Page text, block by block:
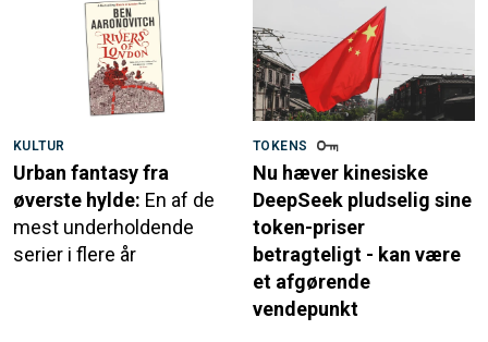
KULTUR
Urban fantasy fra
øverste hylde: En af de
mest underholdende
serier i flere år
TOKENS
Nu hæver kinesiske
DeepSeek pludselig sine
token-priser
betragteligt - kan være
et afgørende
vendepunkt